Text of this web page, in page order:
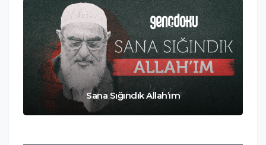
Sana Sığındık Allah’ım